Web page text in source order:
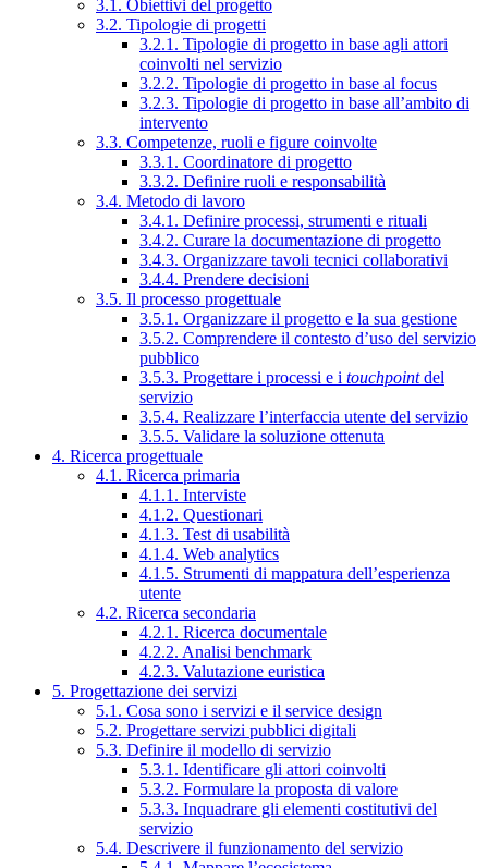
3.1. Obiettivi del progetto
3.2. Tipologie di progetti
3.2.1. Tipologie di progetto in base agli attori
coinvolti nel servizio
3.2.2. Tipologie di progetto in base al focus
3.2.3. Tipologie di progetto in base all’ambito di
intervento
3.3. Competenze, ruoli e figure coinvolte
3.3.1. Coordinatore di progetto
3.3.2. Definire ruoli e responsabilità
3.4. Metodo di lavoro
3.4.1. Definire processi, strumenti e rituali
3.4.2. Curare la documentazione di progetto
3.4.3. Organizzare tavoli tecnici collaborativi
3.4.4. Prendere decisioni
3.5. Il processo progettuale
3.5.1. Organizzare il progetto e la sua gestione
3.5.2. Comprendere il contesto d’uso del servizio
pubblico
3.5.3. Progettare i processi e i touchpointdel
servizio
3.5.4. Realizzare l’interfaccia utente del servizio
3.5.5. Validare la soluzione ottenuta
4. Ricerca progettuale
4.1. Ricerca primaria
4.1.1. Interviste
4.1.2. Questionari
4.1.3. Test di usabilità
4.1.4. Web analytics
4.1.5. Strumenti di mappatura dell’esperienza
utente
4.2. Ricerca secondaria
4.2.1. Ricerca documentale
4.2.2. Analisi benchmark
4.2.3. Valutazione euristica
5. Progettazione dei servizi
5.1. Cosa sono i servizi e il service design
5.2. Progettare servizi pubblici digitali
5.3. Definire il modello di servizio
5.3.1. Identificare gli attori coinvolti
5.3.2. Formulare la proposta di valore
5.3.3. Inquadrare gli elementi costitutivi del
servizio
5.4. Descrivere il funzionamento del servizio